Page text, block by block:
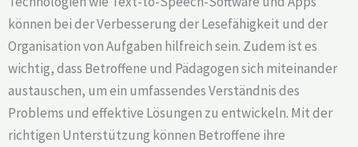
können bei der Verbesserung der Lesefähigkeit und der
Organisation von Aufgaben hilfreich sein. Zudem ist es
wichtig, dass Betroffene und Pädagogen sich miteinander
austauschen, um ein umfassendes Verständnis des
Problems und effektive Lösungen zu entwickeln. Mit der
richtigen Unterstützung können Betroffene ihre